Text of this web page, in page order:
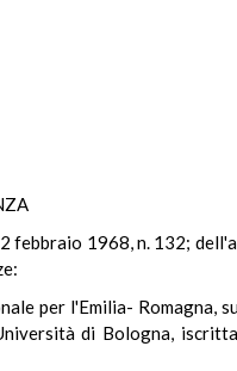
1968, n. 132;
per l'Emilia- Romagna,
di Bologna,